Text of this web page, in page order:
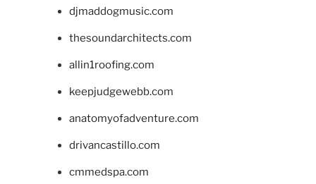
djmaddogmusic.com
thesoundarchitects.com
allin1roofing.com
keepjudgewebb.com
anatomyofadventure.com
drivancastillo.com
cmmedspa.com